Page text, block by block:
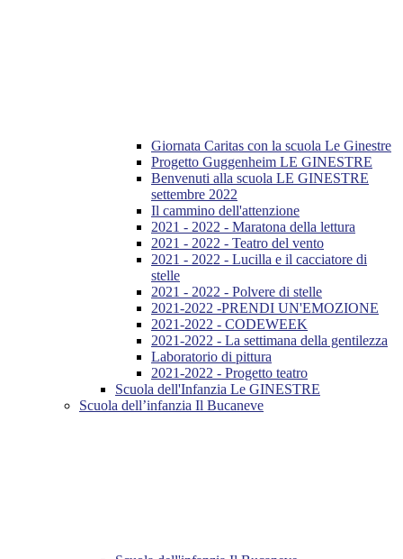
Giornata Caritas con la scuola Le Ginestre
Progetto Guggenheim LE GINESTRE
Benvenuti alla scuola LE GINESTRE
settembre 2022
Il cammino dell'attenzione
2021 - 2022 - Maratona della lettura
2021 - 2022 - Teatro del vento
2021 - 2022 - Lucilla e il cacciatore di
stelle
2021 - 2022 - Polvere di stelle
2021-2022 -PRENDI UN'EMOZIONE
2021-2022 - CODEWEEK
2021-2022 - La settimana della gentilezza
Laboratorio di pittura
2021-2022 - Progetto teatro
Scuola dell'Infanzia Le GINESTRE
Scuola dell’infanzia Il Bucaneve